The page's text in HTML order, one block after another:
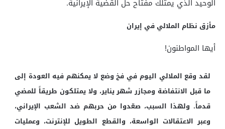
مأزق نظام الملالي في إيران
أيها المواطنون!
لقد وقع الملالي اليوم في فخ وضع لا يمكنهم فيه العودة إلى
ما قبل الانتفاضة ومجازر شهر يناير، ولا يمتلكون طريقاً للمضي
قدماً. ولهذا السبب، صعّدوا من حربهم ضد الشعب الإيراني،
وعبر الاعتقالات الواسعة، والقطع الطويل للإنترنت، وعمليات